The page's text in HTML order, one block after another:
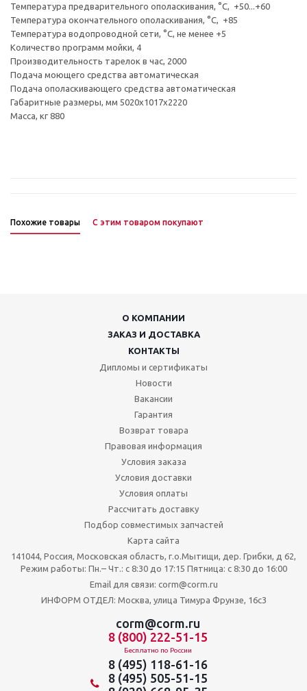
Температура предварительного ополаскивания, °С, +50...+60
Температура окончательного ополаскивания, °С, +85
Температура водопроводной сети, °С, не менее +5
Количество программ мойки, 4
Производительность тарелок в час, 2000
Подача моющего средства автоматическая
Подача ополаскивающего средства автоматическая
Габаритные размеры, мм 5020x1017x2220
Масса, кг 880
Похожие товары С этим товаром покупают
О КОМПАНИИ
ЗАКАЗ И ДОСТАВКА
КОНТАКТЫ
Дипломы и сертификаты
Новости
Вакансии
Гарантия
Возврат товара
Правовая информация
Условия заказа
Условия доставки
Условия оплаты
Рассчитать доставку
Подбор совместимых запчастей
Карта сайта
141044, Россия, Московская область, г.о.Мытищи, дер. Грибки, д 62,
Режим работы: Пн.– Чт.: с 8:30 до 17:15 Пятница: c 8:30 до 16:00
Email для связи: corm@corm.ru
ИНФОРМ ОТДЕЛ: Москва, улица Тимура Фрунзе, 16с3
corm@corm.ru
8 (800) 222-51-15
Бесплатно по России
8 (495) 118-61-16
8 (495) 505-51-15